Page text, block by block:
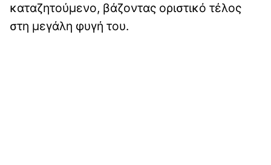
καταζητούμενο, βάζοντας οριστικό τέλος
στη μεγάλη φυγή του.